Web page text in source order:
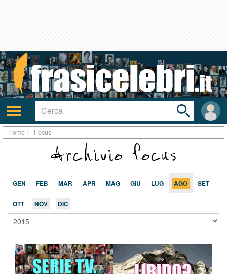
Attiva/disattiva
navigazione
User
area
Toggle
search
bar
Home Focus
Archivio focus
GEN FEB MAR APR MAG GIU LUG AGO SET
OTT NOV DIC